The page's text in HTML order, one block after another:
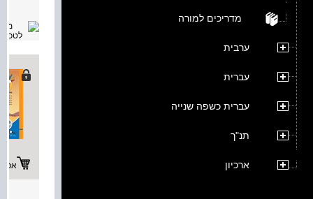
מדריכים למורה
ערבית
עברית
עברית כשפה שנייה
תנ"ך
ארכיון
מעגל
ועיגול
גליל
חרוט
כדור
גופים